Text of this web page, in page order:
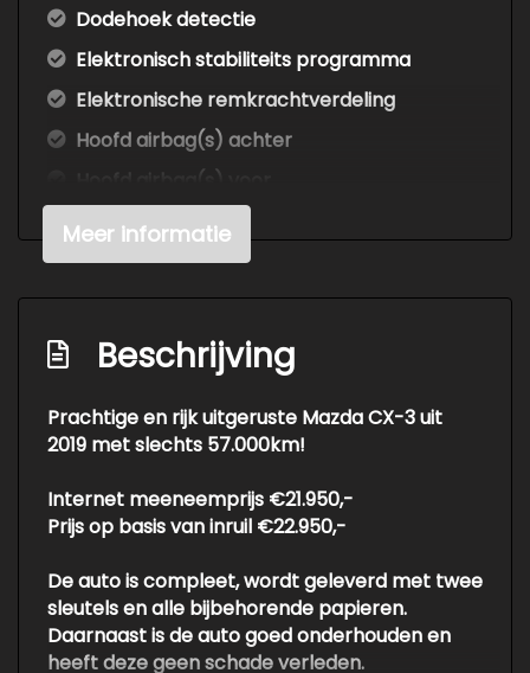
Dodehoek detectie
Elektronisch stabiliteits programma
Elektronische remkrachtverdeling
Hoofd airbag(s) achter
Hoofd airbag(s) voor
Keyless start
Led mistlampen
Passagiersairbag
Schakelpaddles
Zij airbag(s) voor
Exterieur
Buitensp.elektr.verstel -
verwarmb.+inklapbaar
Buitenspiegels elektrisch verstelbaar
Buitenspiegels verwarmbaar
Meer informatie
Beschrijving
Prachtige en rijk uitgeruste Mazda CX-3 uit
2019 met slechts 57.000km!
Internet meeneemprijs €21.950,-
Prijs op basis van inruil €22.950,-
De auto is compleet, wordt geleverd met twee
sleutels en alle bijbehorende papieren.
Daarnaast is de auto goed onderhouden en
heeft deze geen schade verleden.